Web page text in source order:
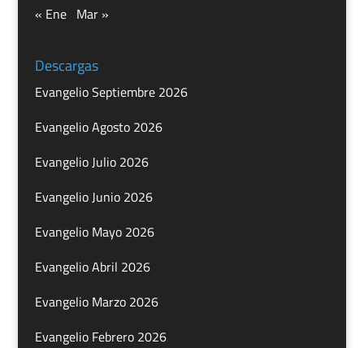
« Ene Mar »
Descargas
Evangelio Septiembre 2026
Evangelio Agosto 2026
Evangelio Julio 2026
Evangelio Junio 2026
Evangelio Mayo 2026
Evangelio Abril 2026
Evangelio Marzo 2026
Evangelio Febrero 2026